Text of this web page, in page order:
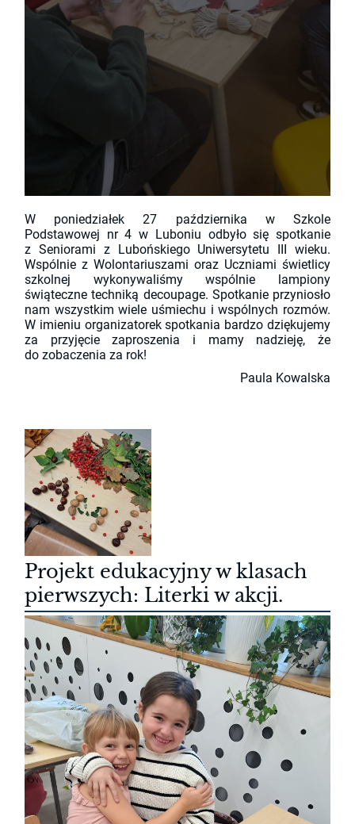
W poniedziałek 27 października w Szkole
Podstawowej nr 4 w Luboniu odbyło się spotkanie
z Seniorami z Lubońskiego Uniwersytetu III wieku.
Wspólnie z Wolontariuszami oraz Uczniami świetlicy
szkolnej wykonywaliśmy wspólnie lampiony
świąteczne techniką decoupage. Spotkanie przyniosło
nam wszystkim wiele uśmiechu i wspólnych rozmów.
W imieniu organizatorek spotkania bardzo dziękujemy
za przyjęcie zaproszenia i mamy nadzieję, że
do zobaczenia za rok!
Paula Kowalska
Projekt edukacyjny w klasach
pierwszych: Literki w akcji.